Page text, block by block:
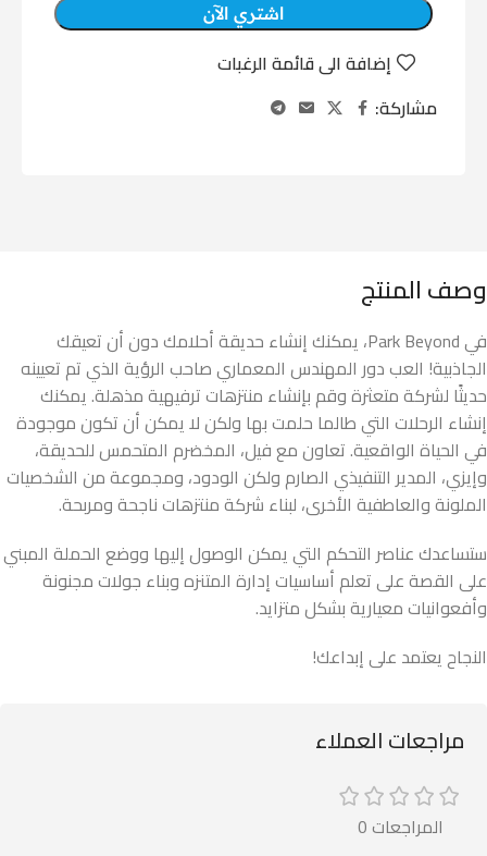
اشتري الآن
إضافة الى قائمة الرغبات
مشاركة:
وصف المنتج
في Park Beyond، يمكنك إنشاء حديقة أحلامك دون أن تعيقك
الجاذبية! العب دور المهندس المعماري صاحب الرؤية الذي تم تعيينه
حديثًا لشركة متعثرة وقم بإنشاء منتزهات ترفيهية مذهلة. يمكنك
إنشاء الرحلات التي طالما حلمت بها ولكن لا يمكن أن تكون موجودة
في الحياة الواقعية. تعاون مع فيل، المخضرم المتحمس للحديقة،
وإيزي، المدير التنفيذي الصارم ولكن الودود، ومجموعة من الشخصيات
الملونة والعاطفية الأخرى، لبناء شركة منتزهات ناجحة ومربحة.
ستساعدك عناصر التحكم التي يمكن الوصول إليها ووضع الحملة المبني
على القصة على تعلم أساسيات إدارة المتنزه وبناء جولات مجنونة
وأفعوانيات معيارية بشكل متزايد.
النجاح يعتمد على إبداعك!
مراجعات العملاء
المراجعات 0